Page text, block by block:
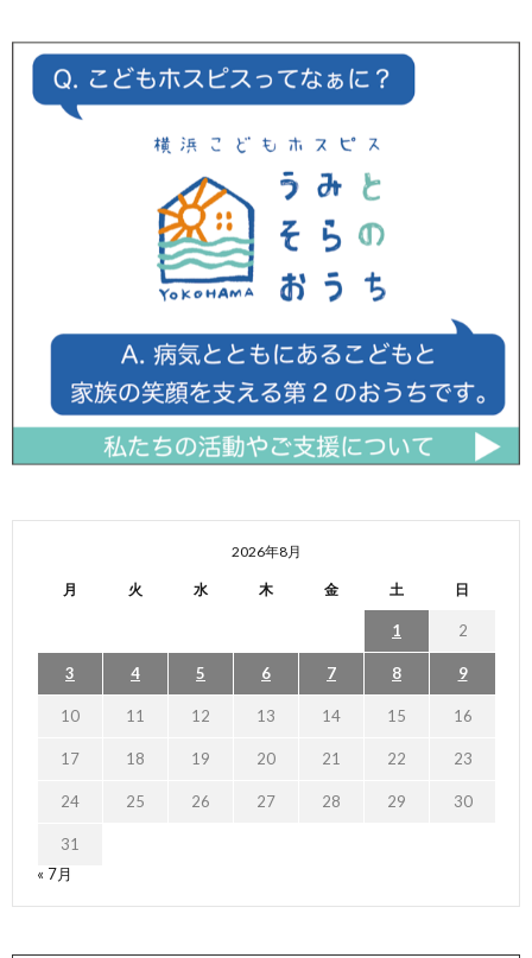
2026年8月
月 火 水 木 金 土 日
1 2
3 4 5 6 7 8 9
10 11 12 13 14 15 16
17 18 19 20 21 22 23
24 25 26 27 28 29 30
31
« 7月